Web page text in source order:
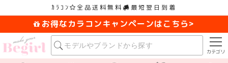
ｶﾗｺﾝ 全品送料無料 最短翌日到着
お得なカラコンキャンペーンはこちら>
カテゴリ